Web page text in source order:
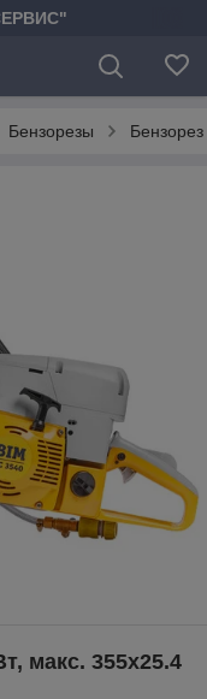
Бензорезы
макс. 355х25.4